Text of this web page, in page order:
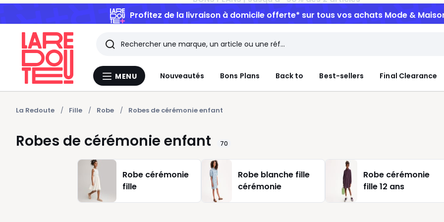
Profitez de la livraison à domicile offerte* sur tous vos achats Mode &
Menu
MENU Nouveautés Bons Plans Back to Best-sellers Final Clearance
Rechercher
Les
derniers
articles
consultés
La Redoute Fille Robe Robes de cérémonie enfant
Robes de cérémonie enfant 70
Robe cérémonie
fille
Robe blanche fille
cérémonie
Robe cérémonie
fille 12 ans